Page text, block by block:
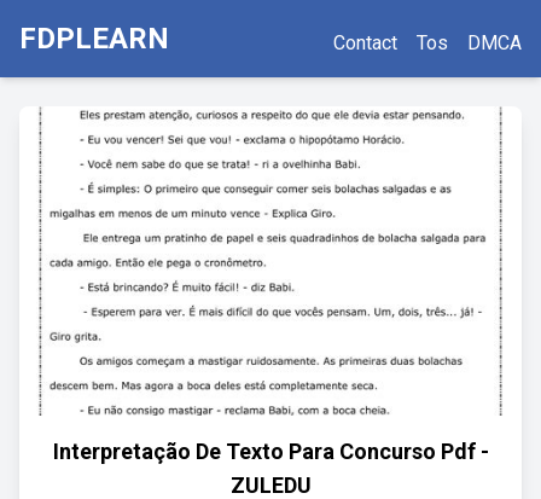
FDPLEARN Contact Tos DMCA
Interpretação De Texto Para Concurso Pdf -
ZULEDU